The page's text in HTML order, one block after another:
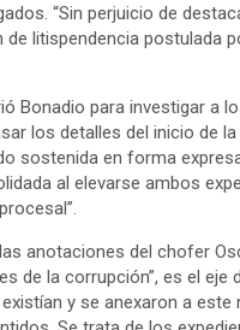
“Sin perjuicio de
litispendencia postulada
Bonadio para investigar a
los detalles del inicio de
sostenida en forma
al elevarse ambos
anotaciones del chofer
de la corrupción”, es el eje
y se anexaron a este